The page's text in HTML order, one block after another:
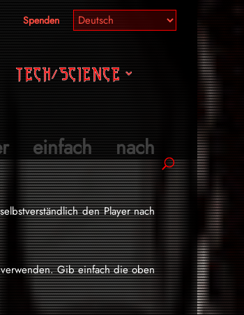
Spenden
TECH/SCIENCE
nach
den Player nach
Gib einfach die oben